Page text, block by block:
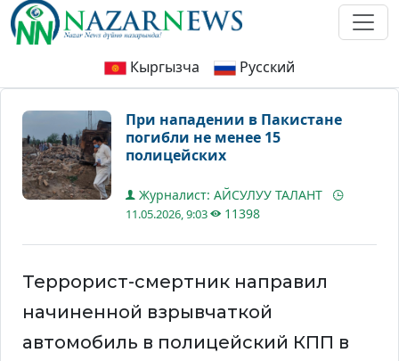
Кыргызча Русский
При нападении в Пакистане
погибли не менее 15
полицейских
Журналист: АЙСУЛУУ ТАЛАНТ
11.05.2026, 9:03 11398
Террорист-смертник направил
начиненной взрывчаткой
автомобиль в полицейский КПП в